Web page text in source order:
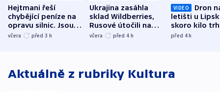
Hejtmani řeší
chybějící peníze na
opravu silnic. Jsou
nenárokové, namítá
včera před 3 h
Ukrajina zasáhla
sklad Wildberries,
Rusové útočili na
trh, hasiče či
včera před 4 h
VIDEO
Dron
letišti u
skoro kilo
indicie
před 4h
Aktuálně z rubriky Kultura